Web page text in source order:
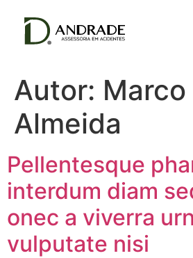
Autor: Marco
Almeida
Pellentesque
interdum diam
onec a viverra
vulputate nisi